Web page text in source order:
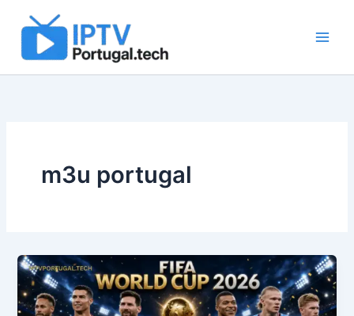
content
m3u portugal